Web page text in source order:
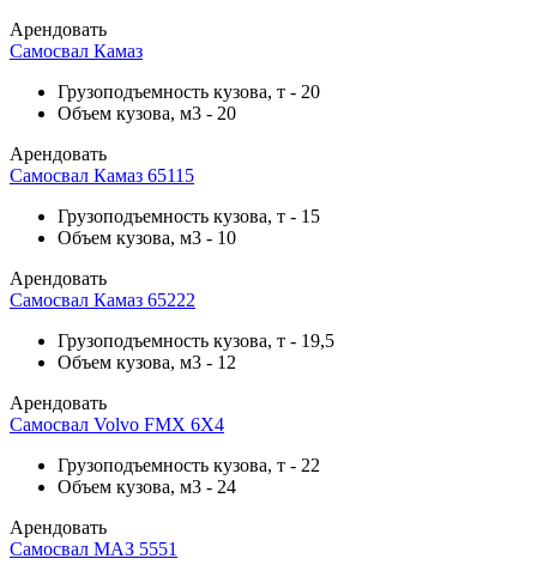
Арендовать
Самосвал Камаз
Грузоподъемность кузова, т - 20
Объем кузова, м3 - 20
Арендовать
Самосвал Камаз 65115
Грузоподъемность кузова, т - 15
Объем кузова, м3 - 10
Арендовать
Самосвал Камаз 65222
Грузоподъемность кузова, т - 19,5
Объем кузова, м3 - 12
Арендовать
Самосвал Volvo FMX 6X4
Грузоподъемность кузова, т - 22
Объем кузова, м3 - 24
Арендовать
Самосвал МАЗ 5551